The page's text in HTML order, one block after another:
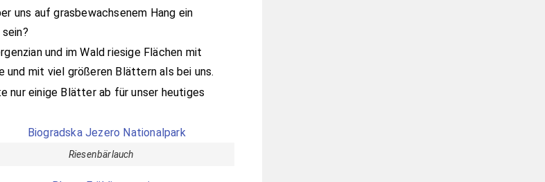
uns auf grasbewachsenem Hang ein
und im Wald riesige Flächen mit
und mit viel größeren Blättern als bei uns.
nur einige Blätter ab für unser heutiges
Riesenbärlauch